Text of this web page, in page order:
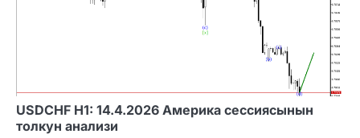
USDCHF H1: 14.4.2026 Америка сессиясынын
толкун анализи